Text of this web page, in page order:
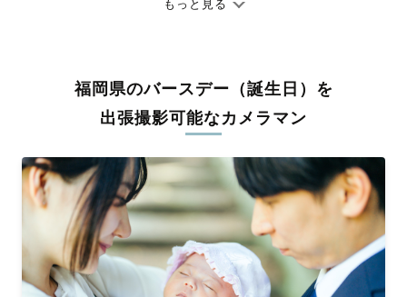
ありのままの空気感を大切に、何十年経っても見返したくなるよ
料金は全国どこでも一律。わかりやすく安心の価格設定です。オ
リジナルの研修と厳正な審査に合格し、撮影技術やホスピタリテ
ィを身につけたプロのカメラマンが全国47都道府県に在籍してい
験をお届けします。
丁寧なレタッチで思い出を美しく仕上げます
撮影後は、独自の編集技術で写真の明るさや色合いを丁寧に調
整。自然な雰囲気を残しつつも、おしゃれで洗練された仕上がり
に。きっと「こんな写真を撮ってほしかった！」と思える一枚に
もっと見る
福岡県のバースデー（誕生日）を
出張撮影可能なカメラマン